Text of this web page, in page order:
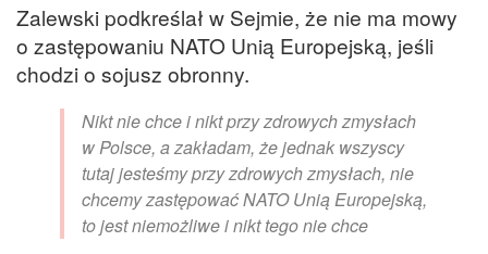
Zalewski podkreślał w Sejmie, że nie ma mowy
o zastępowaniu NATO Unią Europejską, jeśli
chodzi o sojusz obronny.
Nikt nie chce i nikt przy zdrowych zmysłach
w Polsce, a zakładam, że jednak wszyscy
tutaj jesteśmy przy zdrowych zmysłach, nie
chcemy zastępować NATO Unią Europejską,
to jest niemożliwe i nikt tego nie chce